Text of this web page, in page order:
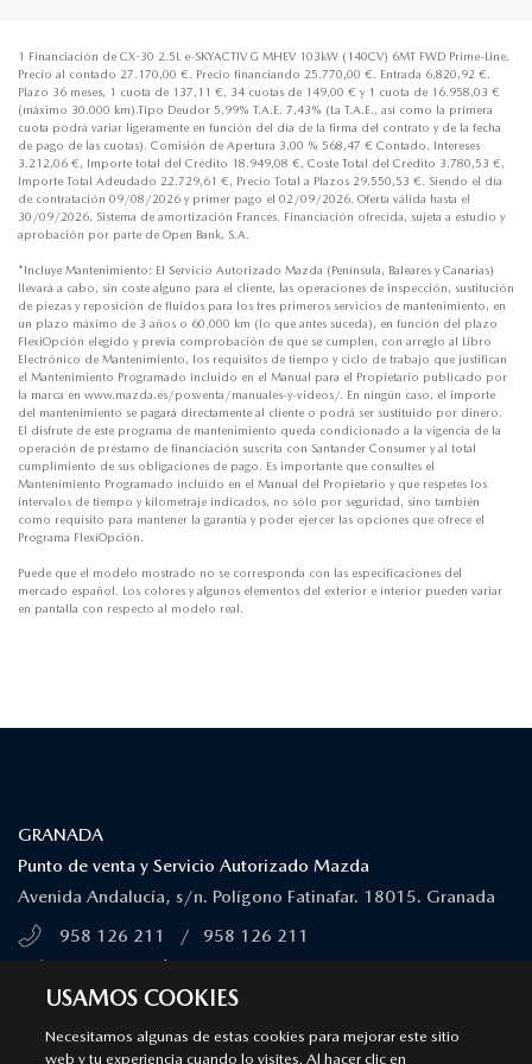
1 Financiación de CX-30 2.5L e-SKYACTIV G MHEV 103kW (140CV) 6MT FWD Prime-Line.
Precio al contado 27.170,00 €. Precio financiando 25.770,00 €. Entrada 6.820,92 €.
Plazo 36 meses, 1 cuota de 137,11 €, 34 cuotas de 149,00 € y 1 cuota de 16.958,03 €
(máximo 30.000 km).Tipo Deudor 5,99% T.A.E. 7,43% (La T.A.E., así como la primera
cuota podrá variar ligeramente en función del día de la firma del contrato y de la fecha
de pago de las cuotas). Comisión de Apertura 3,00 % 568,47 € Contado. Intereses
3.212,06 €, Importe total del Crédito 18.949,08 €, Coste Total del Crédito 3.780,53 €,
Importe Total Adeudado 22.729,61 €, Precio Total a Plazos 29.550,53 €. Siendo el día
de contratación 09/08/2026 y primer pago el 02/09/2026. Oferta válida hasta el
30/09/2026. Sistema de amortización Francés. Financiación ofrecida, sujeta a estudio y
aprobación por parte de Open Bank, S.A.
*Incluye Mantenimiento: El Servicio Autorizado Mazda (Península, Baleares y Canarias)
llevará a cabo, sin coste alguno para el cliente, las operaciones de inspección, sustitución
de piezas y reposición de fluidos para los tres primeros servicios de mantenimiento, en
un plazo máximo de 3 años o 60.000 km (lo que antes suceda), en función del plazo
FlexiOpción elegido y previa comprobación de que se cumplen, con arreglo al Libro
Electrónico de Mantenimiento, los requisitos de tiempo y ciclo de trabajo que justifican
el Mantenimiento Programado incluido en el Manual para el Propietario publicado por
la marca en www.mazda.es/posventa/manuales-y-videos/. En ningún caso, el importe
del mantenimiento se pagará directamente al cliente o podrá ser sustituido por dinero.
El disfrute de este programa de mantenimiento queda condicionado a la vigencia de la
operación de préstamo de financiación suscrita con Santander Consumer y al total
cumplimiento de sus obligaciones de pago. Es importante que consultes el
Mantenimiento Programado incluido en el Manual del Propietario y que respetes los
intervalos de tiempo y kilometraje indicados, no sólo por seguridad, sino también
como requisito para mantener la garantía y poder ejercer las opciones que ofrece el
Programa FlexiOpción.
Puede que el modelo mostrado no se corresponda con las especificaciones del
mercado español. Los colores y algunos elementos del exterior e interior pueden variar
en pantalla con respecto al modelo real.
GRANADA
Punto de venta y Servicio Autorizado Mazda
Avenida Andalucía, s/n. Polígono Fatinafar. 18015. Granada
958 126 211
/
958 126 211
SÍGUENOS EN
USAMOS COOKIES
Necesitamos algunas de estas cookies para mejorar este sitio
web y tu experiencia cuando lo visites. Al hacer clic en